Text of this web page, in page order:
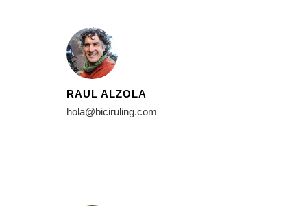
RAUL ALZOLA
hola@biciruling.com